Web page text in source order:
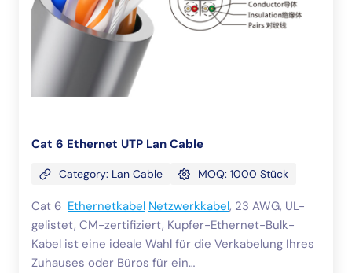
Cat 6 Ethernet UTP Lan Cable
Category: Lan Cable MOQ: 1000 Stück
Cat 6 Ethernetkabel Netzwerkkabel, 23 AWG, UL-
gelistet, CM-zertifiziert, Kupfer-Ethernet-Bulk-
Kabel ist eine ideale Wahl für die Verkabelung Ihres
Zuhauses oder Büros für ein